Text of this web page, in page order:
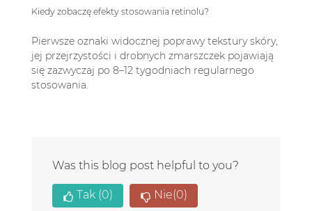
Kiedy zobaczę efekty stosowania retinolu?
Pierwsze oznaki widocznej poprawy tekstury skóry,
jej przejrzystości i drobnych zmarszczek pojawiają
się zazwyczaj po 8–12 tygodniach regularnego
stosowania.
Was this blog post helpful to you?
Tak (0) Nie(0)